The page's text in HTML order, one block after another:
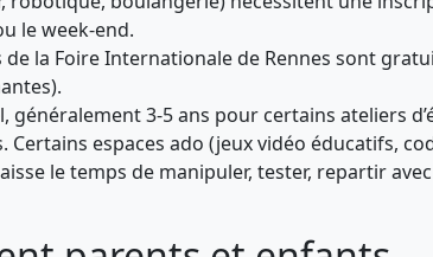
le week-end.
la Foire Internationale de Rennes sont
3-5 ans pour certains ateliers
espaces ado (jeux vidéo éducatifs,
le temps de manipuler, tester, repartir